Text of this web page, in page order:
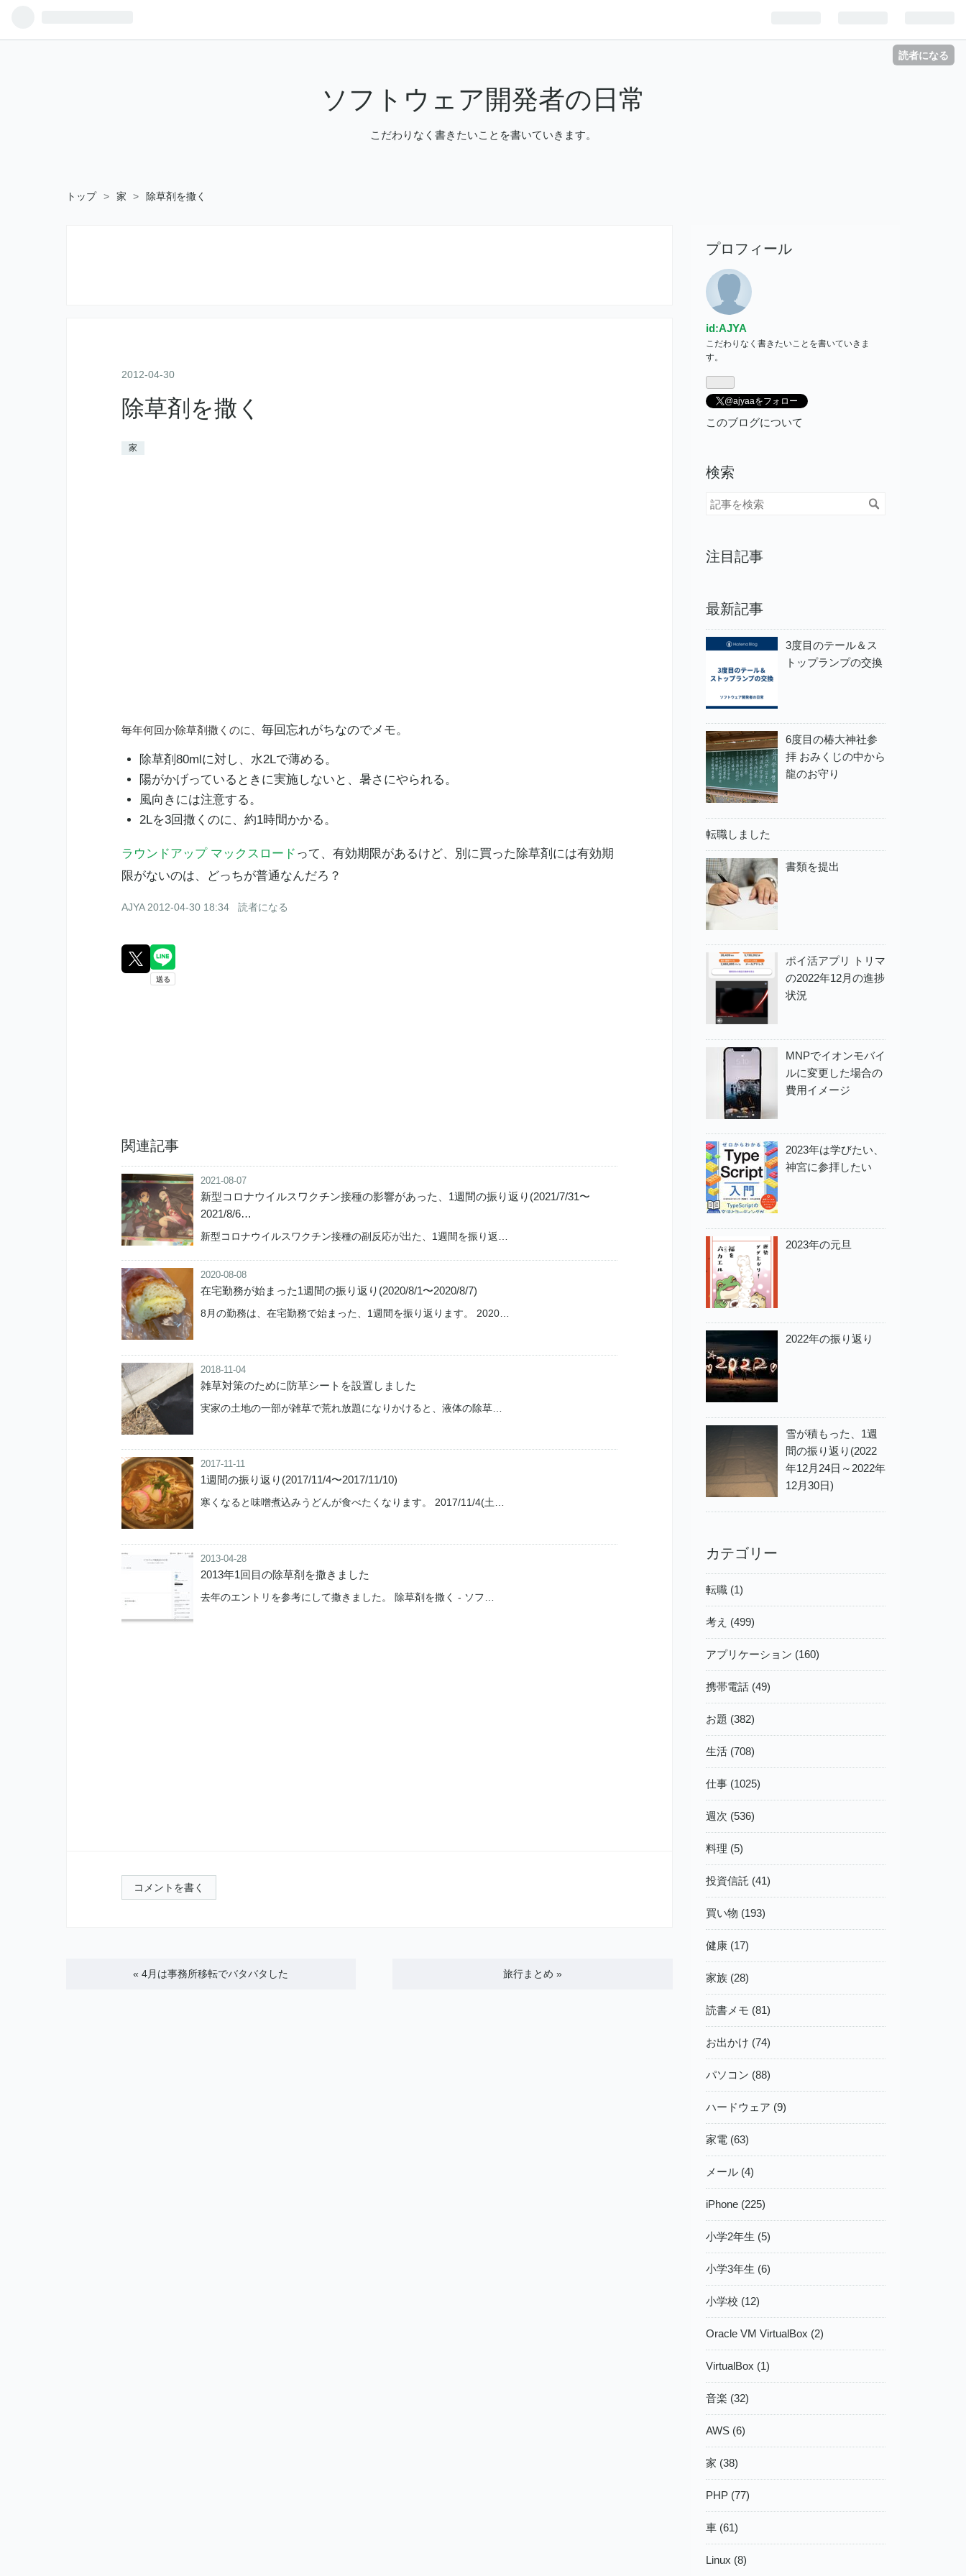
読者になる
ソフトウェア開発者の日常
こだわりなく書きたいことを書いていきます。
トップ > 家 > 除草剤を撒く
2012-04-30
除草剤を撒く
家
毎年何回か除草剤撒くのに、 毎回忘れがちなのでメモ。
除草剤80mlに対し、水2Lで薄める。
陽がかげっているときに実施しないと、暑さにやられる。
風向きには注意する。
2Lを3回撒くのに、約1時間かかる。
ラウンドアップ マックスロード って、有効期限があるけど、別に買った除草剤には有効期
限がないのは、どっちが普通なんだろ？
AJYA 2012-04-30 18:34 読者になる
関連記事
2021-08-07
新型コロナウイルスワクチン接種の影響があった、1週間の振り返り(2021/7/31〜
2021/8/6…
新型コロナウイルスワクチン接種の副反応が出た、1週間を振り返…
2020-08-08
在宅勤務が始まった1週間の振り返り(2020/8/1〜2020/8/7)
8月の勤務は、在宅勤務で始まった、1週間を振り返ります。 2020…
2018-11-04
雑草対策のために防草シートを設置しました
実家の土地の一部が雑草で荒れ放題になりかけると、液体の除草…
2017-11-11
1週間の振り返り(2017/11/4〜2017/11/10)
寒くなると味噌煮込みうどんが食べたくなります。 2017/11/4(土…
2013-04-28
2013年1回目の除草剤を撒きました
去年のエントリを参考にして撒きました。 除草剤を撒く - ソフ…
コメントを書く
«4月は事務所移転でバタバタした 旅行まとめ »
プロフィール
id:AJYA
こだわりなく書きたいことを書いていきま
す。
@ajyaaをフォロー
このブログについて
検索
注目記事
最新記事
3度目のテール＆ス
トップランプの交換
6度目の椿大神社参
拝 おみくじの中から
龍のお守り
転職しました
書類を提出
ポイ活アプリ トリマ
の2022年12月の進捗
状況
MNPでイオンモバイ
ルに変更した場合の
費用イメージ
2023年は学びたい、
神宮に参拝したい
2023年の元旦
2022年の振り返り
雪が積もった、1週
間の振り返り(2022
年12月24日～2022年
12月30日)
カテゴリー
転職 (1)
考え (499)
アプリケーション (160)
携帯電話 (49)
お題 (382)
生活 (708)
仕事 (1025)
週次 (536)
料理 (5)
投資信託 (41)
買い物 (193)
健康 (17)
家族 (28)
読書メモ (81)
お出かけ (74)
パソコン (88)
ハードウェア (9)
家電 (63)
メール (4)
iPhone (225)
小学2年生 (5)
小学3年生 (6)
小学校 (12)
Oracle VM VirtualBox (2)
VirtualBox (1)
音楽 (32)
AWS (6)
家 (38)
PHP (77)
車 (61)
Linux (8)